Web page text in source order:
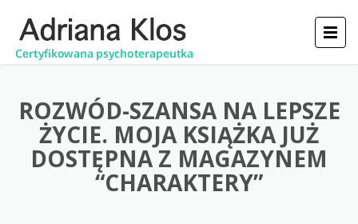
ROZWÓD-SZANSA NA LEPSZE
ŻYCIE. MOJA KSIĄŻKA JUŻ
DOSTĘPNA Z MAGAZYNEM
“CHARAKTERY”